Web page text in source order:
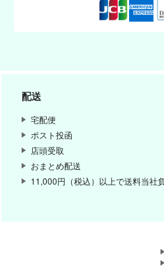
配送
宅配便
ポスト投函
店頭受取
おまとめ配送
11,000円（税込）以上で送料当社